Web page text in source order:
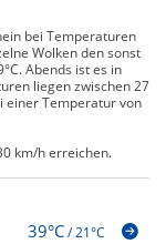
bei Temperaturen
Wolken den sonst
Abends ist es in
liegen zwischen 27
einer Temperatur von
km/h erreichen.
39°C/21°C